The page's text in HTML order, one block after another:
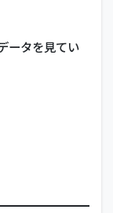
ータを見てい